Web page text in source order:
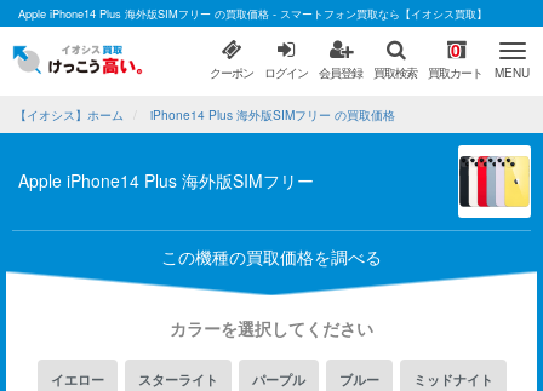
Apple iPhone14 Plus 海外版SIMフリー の買取価格 - スマートフォン買取なら【イオシス買取】
クーポン ログイン 会員登録 買取検索
0
買取カート MENU
【イオシス】ホーム iPhone14 Plus 海外版SIMフリー の買取価格
Apple iPhone14 Plus 海外版SIMフリー
この機種の買取価格を調べる
カラーを選択してください
イエロー スターライト パープル ブルー ミッドナイト